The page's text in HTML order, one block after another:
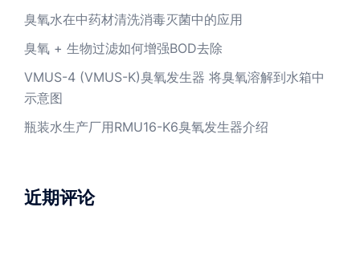
臭氧水在中药材清洗消毒灭菌中的应用
臭氧 + 生物过滤如何增强BOD去除
VMUS-4 (VMUS-K)臭氧发生器 将臭氧溶解到水箱中
示意图
瓶装水生产厂用RMU16-K6臭氧发生器介绍
近期评论